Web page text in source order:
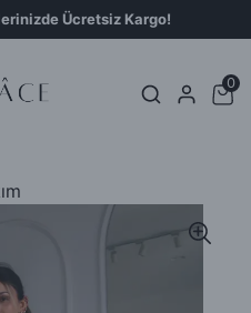
Ücretsiz Kargo!
0